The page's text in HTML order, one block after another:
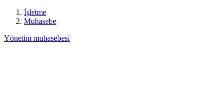
İşletme
Muhasebe
Yönetim muhasebesi